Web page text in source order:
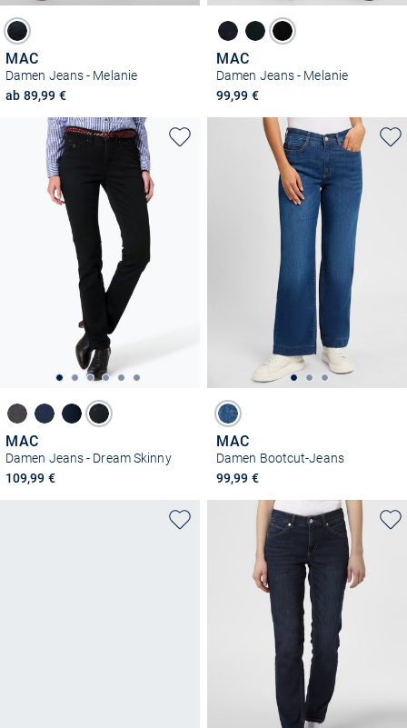
MAC
Damen Jeans - Melanie
ab 89,99 €
MAC
Damen Jeans - Melanie
99,99 €
MAC
Damen Jeans - Dream Skinny
109,99 €
MAC
Damen Bootcut-Jeans
99,99 €